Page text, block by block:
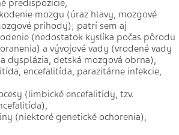
predispozície,
mozgu (úraz hlavy, mozgové
príhody); patrí sem aj
(nedostatok kyslíka počas pôrodu
a vývojové vady (vrodené vady
dysplázia, detská mozgová obrna),
encefalitída, parazitárne infekcie,
(limbické encefalitídy, tzv.
(niektoré genetické ochorenia),